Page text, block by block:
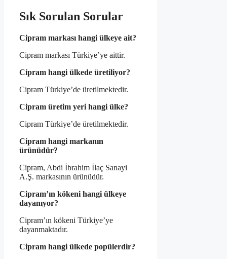
Sık Sorulan Sorular
Cipram markası hangi ülkeye ait?
Cipram markası Türkiye’ye aittir.
Cipram hangi ülkede üretiliyor?
Cipram Türkiye’de üretilmektedir.
Cipram üretim yeri hangi ülke?
Cipram Türkiye’de üretilmektedir.
Cipram hangi markanın
ürünüdür?
Cipram, Abdi İbrahim İlaç Sanayi
A.Ş. markasının ürünüdür.
Cipram’ın kökeni hangi ülkeye
dayanıyor?
Cipram’ın kökeni Türkiye’ye
dayanmaktadır.
Cipram hangi ülkede popülerdir?